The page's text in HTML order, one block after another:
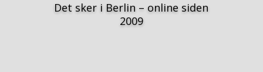
Det sker i Berlin – online siden
2009